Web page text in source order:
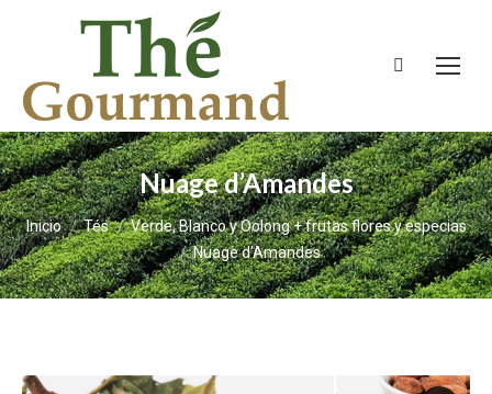
Buscar:
Nuage d’Amandes
Estás aquí:
Inicio Tés
Verde, Blanco y Oolong + frutas flores y especias
Nuage d’Amandes